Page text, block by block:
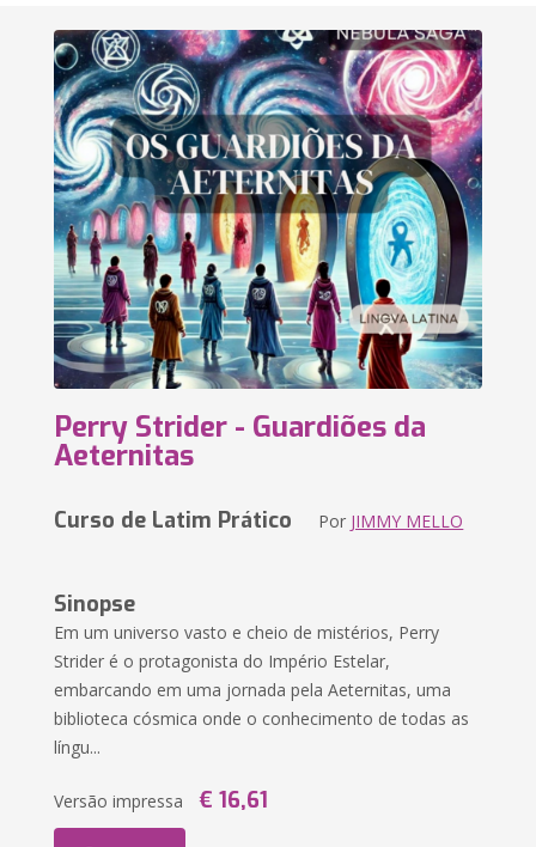
Perry Strider - Guardiões da
Aeternitas
Curso de Latim Prático Por JIMMY MELLO
Sinopse
Em um universo vasto e cheio de mistérios, Perry
Strider é o protagonista do Império Estelar,
embarcando em uma jornada pela Aeternitas, uma
biblioteca cósmica onde o conhecimento de todas as
língu...
Versão impressa € 16,61